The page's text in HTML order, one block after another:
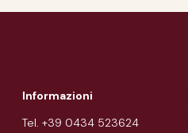
Informazioni
Tel. +39 0434 523624